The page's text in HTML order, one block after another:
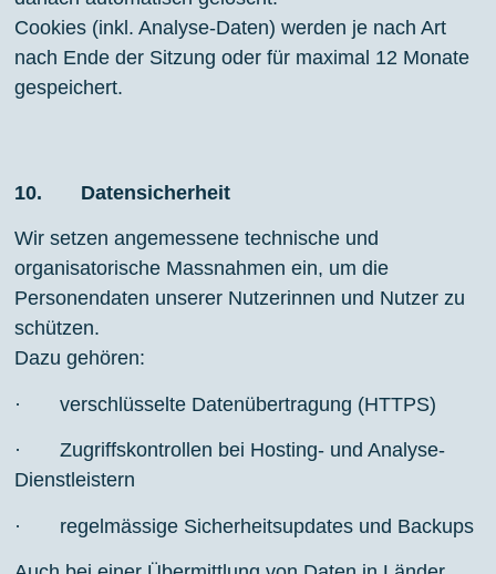
Cookies (inkl. Analyse-Daten) werden je nach Art
nach Ende der Sitzung oder für maximal 12 Monate
gespeichert.
10. Datensicherheit
Wir setzen angemessene technische und
organisatorische Massnahmen ein, um die
Personendaten unserer Nutzerinnen und Nutzer zu
schützen.
Dazu gehören:
· verschlüsselte Datenübertragung (HTTPS)
· Zugriffskontrollen bei Hosting- und Analyse-
Dienstleistern
· regelmässige Sicherheitsupdates und Backups